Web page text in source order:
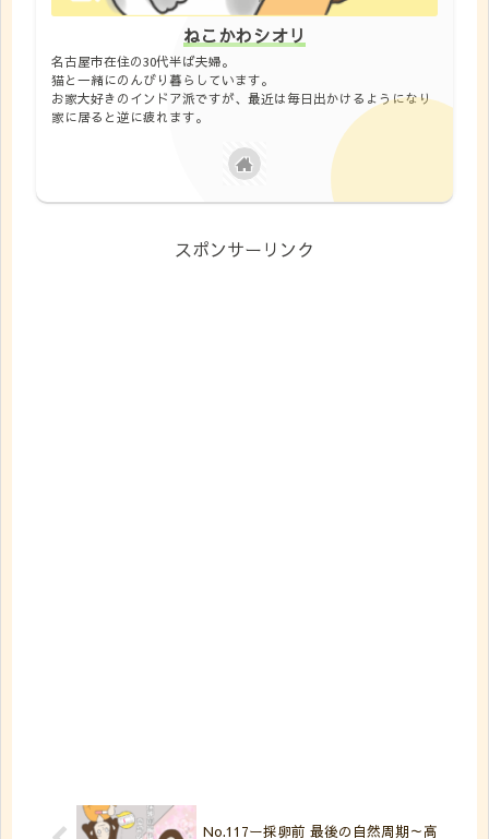
ねこかわシオリ
名古屋市在住の30代半ば夫婦。
猫と一緒にのんびり暮らしています。
お家大好きのインドア派ですが、最近は毎日出かけるようになり
家に居ると逆に疲れます。
スポンサーリンク
No.117ー採卵前 最後の自然周期～高